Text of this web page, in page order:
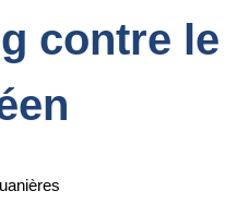
contre le